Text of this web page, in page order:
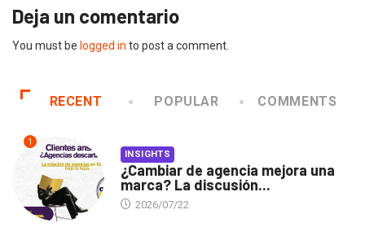
Deja un comentario
You must be logged in to post a comment.
RECENT POPULAR COMMENTS
1
INSIGHTS
¿Cambiar de agencia mejora una
marca? La discusión...
2026/07/22